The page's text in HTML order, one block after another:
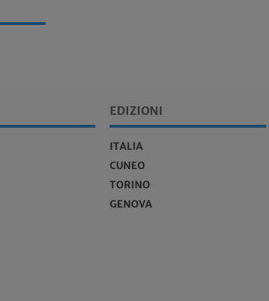
EDIZIONI
ITALIA
CUNEO
TORINO
GENOVA